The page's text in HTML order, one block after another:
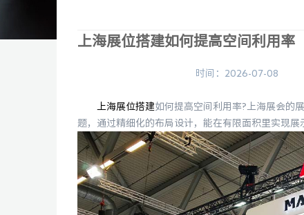
上海展位搭建如何提高空间利用率
时间：2026-07-08
上海展位搭建如何提高空间利用率?上海展会的
题，通过精细化的布局设计，能在有限面积里实现展